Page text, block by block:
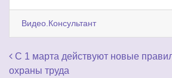
Видео.Консультант
Навигация по
С 1 марта действуют новые
охраны труда